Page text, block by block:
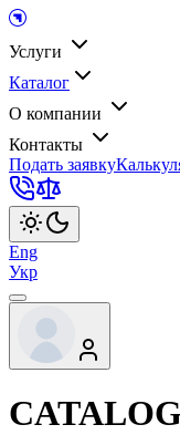
Услуги
Каталог
О компании
Контакты
Подать заявку
Eng
Укр